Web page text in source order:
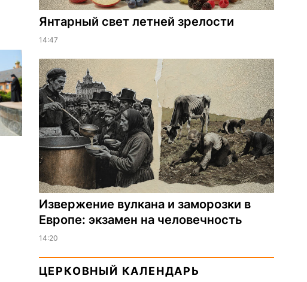
Янтарный свет летней зрелости
14:47
Извержение вулкана и заморозки в
Европе: экзамен на человечность
14:20
ЦЕРКОВНЫЙ КАЛЕНДАРЬ